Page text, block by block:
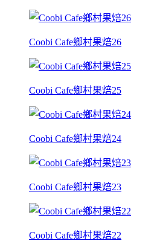
Coobi Cafe鄉村果焙26
Coobi Cafe鄉村果焙25
Coobi Cafe鄉村果焙24
Coobi Cafe鄉村果焙23
Coobi Cafe鄉村果焙22